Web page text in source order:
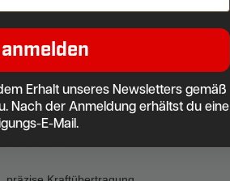
Erhalt unseres Newsletters gemäß
Nach der Anmeldung erhältst du eine
E-Mail.